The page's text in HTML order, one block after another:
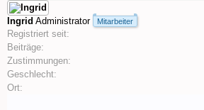
Ingrid Administrator Mitarbeiter
Registriert seit:
Beiträge:
Zustimmungen:
Geschlecht:
Ort: